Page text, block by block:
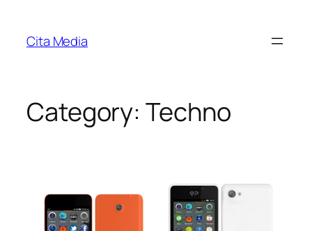
content
Cita Media
Category: Techno